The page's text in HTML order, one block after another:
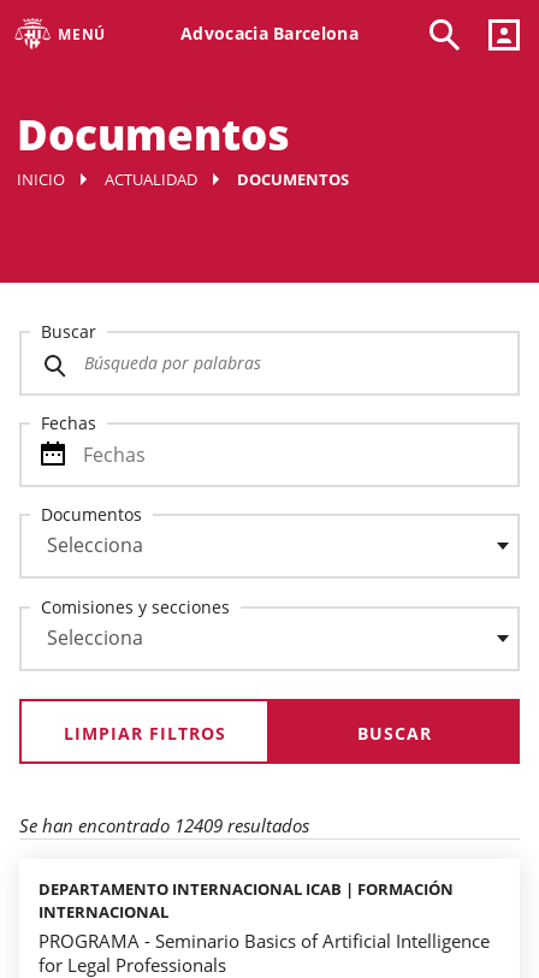
MENÚ Advocacia Barcelona
Documentos
INICIO ACTUALIDAD DOCUMENTOS
Buscar
Fechas
Documentos
Comisiones y secciones
LIMPIAR FILTROS
Se han encontrado 12409 resultados
DEPARTAMENTO INTERNACIONAL ICAB | FORMACIÓN
INTERNACIONAL
PROGRAMA - Seminario Basics of Artificial Intelligence
for Legal Professionals